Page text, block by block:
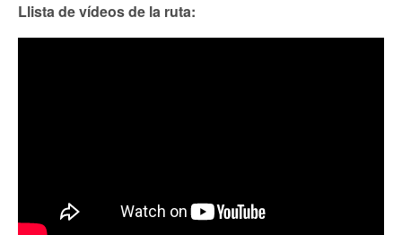
Llista de vídeos de la ruta: